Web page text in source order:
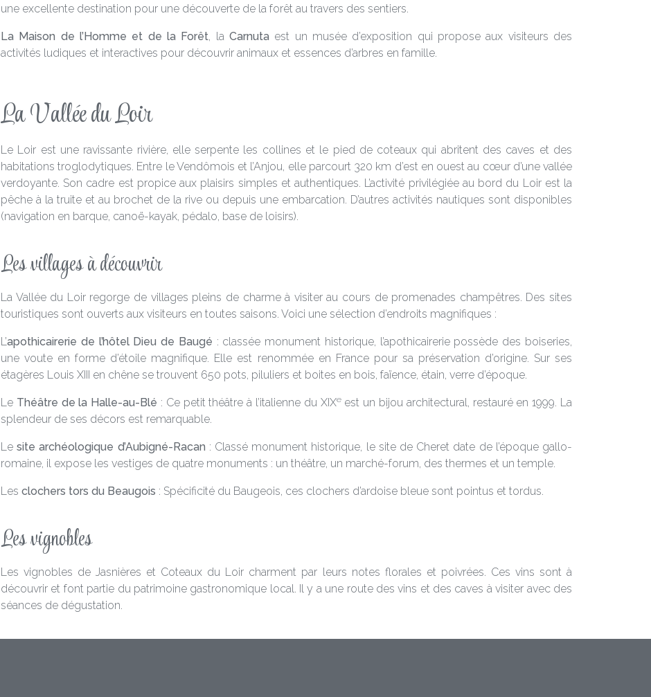
une excellente destination pour une découverte de la forêt au travers des sentiers.
La Maison de l’Homme et de la Forêt, laCarnuta est un musée d’exposition qui propose aux visiteurs des
activités ludiques et interactives pour découvrir animaux et essences d’arbres en famille.
La Vallée du Loir
Le Loir est une ravissante rivière, elle serpente les collines et le pied de coteaux qui abritent des caves et des
habitations troglodytiques. Entre le Vendômois et l’Anjou, elle parcourt 320 km d’est en ouest au cœur d’une vallée
verdoyante. Son cadre est propice aux plaisirs simples et authentiques. L’activité privilégiée au bord du Loir est la
pêche à la truite et au brochet de la rive ou depuis une embarcation. D’autres activités nautiques sont disponibles
(navigation en barque, canoë-kayak, pédalo, base de loisirs).
Les villages à découvrir
La Vallée du Loir regorge de villages pleins de charme à visiter au cours de promenades champêtres. Des sites
touristiques sont ouverts aux visiteurs en toutes saisons. Voici une sélection d’endroits magnifiques :
L’apothicairerie de l’hôtel Dieu de Baugé : classée monument historique, l’apothicairerie possède des boiseries,
une voute en forme d’étoile magnifique. Elle est renommée en France pour sa préservation d’origine. Sur ses
étagères Louis XIII en chêne se trouvent 650 pots, piluliers et boites en bois, faïence, étain, verre d’époque.
Le Théâtre de la Halle-au-Blé : Ce petit théâtre à l’italienne du XIXeest un bijou architectural, restauré en 1999. La
splendeur de ses décors est remarquable.
Lesite archéologique d’Aubigné-Racan : Classé monument historique, le site de Cheret date de l’époque gallo-
romaine, il expose les vestiges de quatre monuments : un théâtre, un marché-forum, des thermes et un temple.
Les clochers tors du Beaugois : Spécificité du Baugeois, ces clochers d’ardoise bleue sont pointus et tordus.
Les vignobles
Les vignobles de Jasnières et Coteaux du Loir charment par leurs notes florales et poivrées. Ces vins sont à
découvrir et font partie du patrimoine gastronomique local. Il y a une route des vins et des caves à visiter avec des
séances de dégustation.